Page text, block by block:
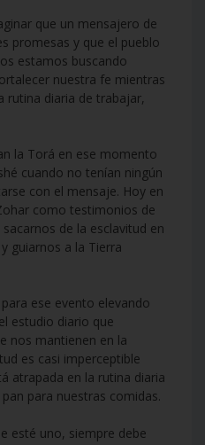
que un mensajero de
promesas y que el pueblo
estamos buscando
nuestra fe mientras
rutina diaria de trabajar,
la Torá en ese momento
cuando no tenían ningún
con el mensaje. Hoy en
como testimonios de
sacarnos de la esclavitud en
guiarnos a la Tierra
ese evento elevando
estudio diario que
nos mantienen en la
es casi imperceptible
atrapada en la rutina diaria
para nuestras comidas.
esté uno, siempre debe